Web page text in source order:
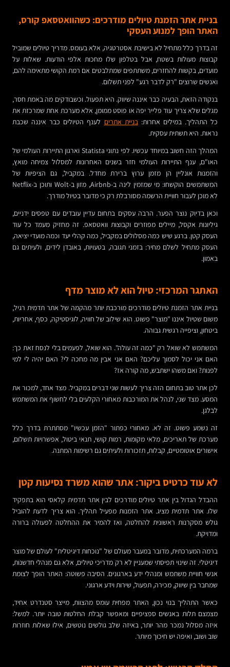
בניית אתר הזמנת טיולים מודרכים: כשהוואטסאפ קורס,
האתר הופך למנוע העסקי
זה בדרך כלל מתחיל לא בישיבת אסטרטגיה, אלא בעומס. מדריך טיולים שמוביל
קבוצות מעולות בשטח, אבל בטלפון שלו מחכות אלפי הודעות. שאלות על
מועדים, בקשות להחזרים, משתתפים שמתלבטים אם רמת הקושי מתאימה להם,
ואנשים שרוצים "רק לדבר רגע" לפני תשלום.
בנקודה הזאת, הבעיה כבר איננה שיווק. היא תפעול. וכשבודקים מה באמת חסר,
מגלים שלא צריך עוד פלייר יפה או פוסט ממומן, אלא מערכת אחת שמרכזת את
כל התהליך. במילים אחרות: בניית אתרים לענף הטיולים כבר איננה שכבת
נראות. היא תשתית עסקית.
המהלך הזה חשוב במיוחד עכשיו. לפי נתוני Statista וארגון התיירות העולמי של
האו"ם, ענף התיירות העולמי חזר בשנים האחרונות למסלול צמיחה מואץ,
והזמנות אונליין הן מזמן ערוץ ברירת מחדל. במקביל, גם הציפיות של
המשתמשים הוקשחו: מי שמזמין לינה ב-Airbnb, מזון ב-Wolt ותוכן ב-Netflix
לא מוכן לעבור חוויית הרשמה מסורבלת רק כי מדובר בטיול מודרך.
וכאן בדיוק נוצר הפער. הרבה עסקים בתחום עדיין עובדים עם טפסים ידניים,
גיליונות אקסל, מיילים מפוזרים וקבוצות וואטסאפ. זה מחזיק מעמד כל עוד
העסק קטן. ברגע שיש כמה מסלולים במקביל, כמה קהלי יעד וכמה מועדי יציאה,
העסק מתחיל לשלם מחיר: בזמני תגובה, בטעויות, באובדן לידים, ולעיתים גם
באמון.
האתגר המרכזי: טיול הוא לא מוצר מדף
בניית אתר הזמנת טיולים מודרכים מורכבת יותר מהקמה של אתר תדמית רגיל,
משום שטיול איננו "מוצר" פשוט. הוא שילוב של חוויה, לוגיסטיקה, כסף, אחריות,
ביטחון, וציפייה רגשית גבוהה.
המשתמש לא שואל רק "כמה זה עולה". הוא שואל, לפעמים בלי לנסח זאת כך:
האם אני יכול לסמוך עליכם? האם אני אבין מה מחכה לי? האם יהיה לי למי
לפנות? ואם משהו ישתבש, מה קורה אז?
לכן אתר טוב בתחום הזה צריך לעשות שני דברים במקביל. מצד אחד, למכור את
המסע. מצד שני, לנהל את המורכבות מאחורי הקלעים בלי לחשוף את המשתמש
לבלגן.
זה נשמע פשוט. זה לא. מאחורי כפתור "הזמן עכשיו" מסתתרת בדרך כלל
מערכת של תאריכים, מלאי מקומות, רמות קושי, תנאי ביטול, אפשרויות תשלום,
אישורים אוטומטיים, קבלות, תזכורות ולעיתים גם רשימות המתנה.
לא עוד כרטיס ביקור: אתר שהוא משרד נסיעות קטן
ההבדל הגדול בין אתר טיולים מודרכים לבין אתר תדמית קלאסי הוא בתפקיד
שלו. אתר תדמית מציג. אתר הזמנות מפעיל תהליך. הוא צריך לדעת להוביל
גולש מסקרנות ראשונית להחלטה, ואז להמיר את ההחלטה לפעולה ברורה
ומדויקת.
ברמה המערכתית, מדובר במעבר מעולם של "נוכחות דיגיטלית" לעולם של מוצר
דיגיטלי. זה שינוי תפיסתי שמעניין לא רק מדריכי טיולים, אלא גם מנהלי חדשנות,
אנשי חוויית משתמש ומנהלי ידע בארגונים. הסיבה פשוטה: האתר הופך לצומת
שמחבר בין שיווק, מכירה, תפעול, שירות וידע ארגוני.
כאשר התהליך בנוי נכון, האתר מפחית עומס מהצוות, מייצר סטנדרט אחיד,
מצמצם תלות באנשים ספציפיים ומאפשר קבלת החלטות טובה יותר. למשל:
איזה מסלול נמכר מהר יותר, באיזה שלב גולשים נוטשים, אילו שאלות חוזרות
שוב ושוב, ואיפה יש חיכוך מיותר.